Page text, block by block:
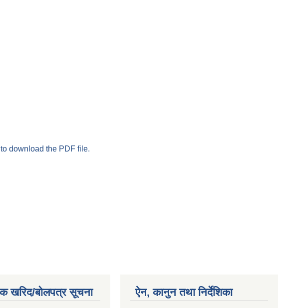
download the PDF file.
खरिद/बोलपत्र सूचना ऐन, कानुन तथा निर्देशिका